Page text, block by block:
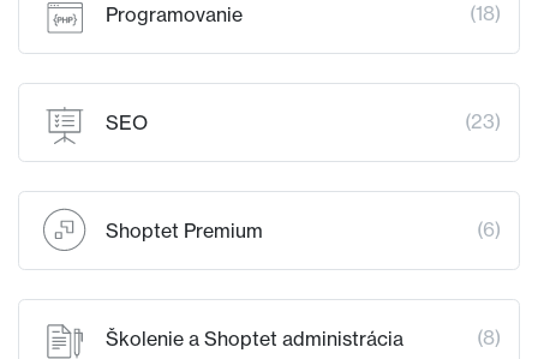
Programovanie (18)
SEO (23)
Shoptet Premium (6)
Školenie a Shoptet administrácia (8)